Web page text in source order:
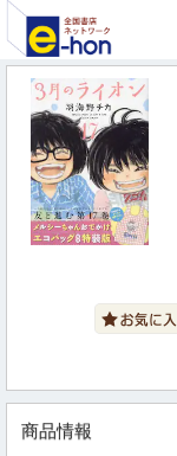
商品情報